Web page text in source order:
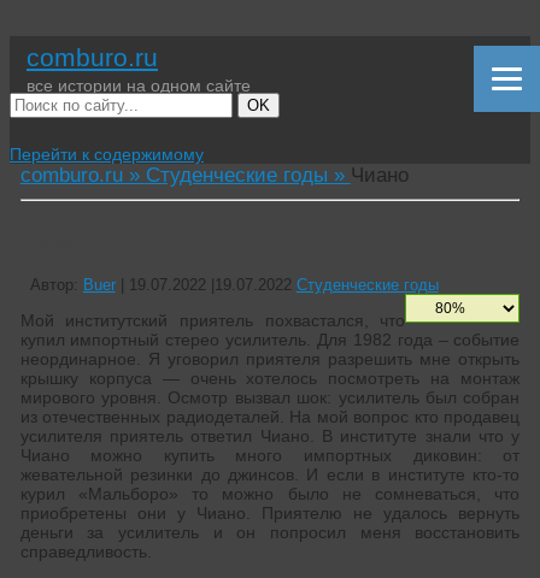
comburo.ru
все истории на одном сайте
OK
Перейти к содержимому
comburo.ru » Студенческие годы » Чиано
Автор: Buer | 19.07.2022 | 19.07.2022 Студенческие годы
Мой институтский приятель похвастался, что
купил импортный стерео усилитель. Для 1982 года – событие
неординарное. Я уговорил приятеля разрешить мне открыть
крышку корпуса — очень хотелось посмотреть на монтаж
мирового уровня. Осмотр вызвал шок: усилитель был собран
из отечественных радиодеталей. На мой вопрос кто продавец
усилителя приятель ответил Чиано. В институте знали что у
Чиано можно купить много импортных диковин: от
жевательной резинки до джинсов. И если в институте кто-то
курил «Мальборо» то можно было не сомневаться, что
приобретены они у Чиано. Приятелю не удалось вернуть
деньги за усилитель и он попросил меня восстановить
справедливость.